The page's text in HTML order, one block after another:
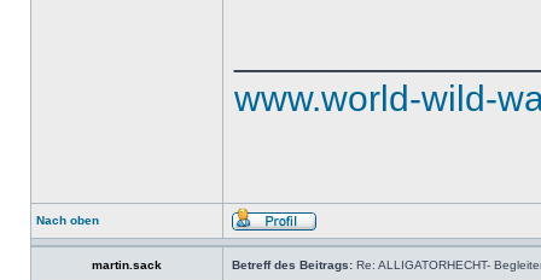
www.world-wild-
Nach oben
martin.sack Betreff des Beitrags: Re: ALLIGATORHECHT-